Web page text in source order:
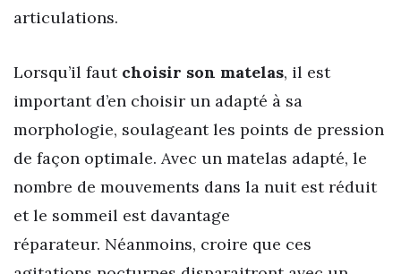
articulations.
Lorsqu’il faut choisir son matelas, il est
important d’en choisir un adapté à sa
morphologie, soulageant les points de pression
de façon optimale. Avec un matelas adapté, le
nombre de mouvements dans la nuit est réduit
et le sommeil est davantage
réparateur. Néanmoins, croire que ces